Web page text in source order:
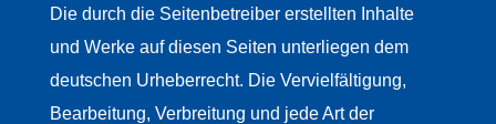
Die durch die Seitenbetreiber erstellten Inhalte
und Werke auf diesen Seiten unterliegen dem
deutschen Urheberrecht. Die Vervielfältigung,
Bearbeitung, Verbreitung und jede Art der